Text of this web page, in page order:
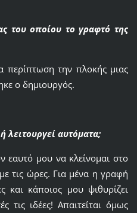
του οποίου το γραφτό της
περίπτωση την πλοκής μιας
ο δημιουργός.
λειτουργεί αυτόματα;
εαυτό μου να κλείνομαι στο
τις ώρες. Για μένα η γραφή
και κάποιος μου ψιθυρίζει
τις ιδέες! Απαιτείται όμως